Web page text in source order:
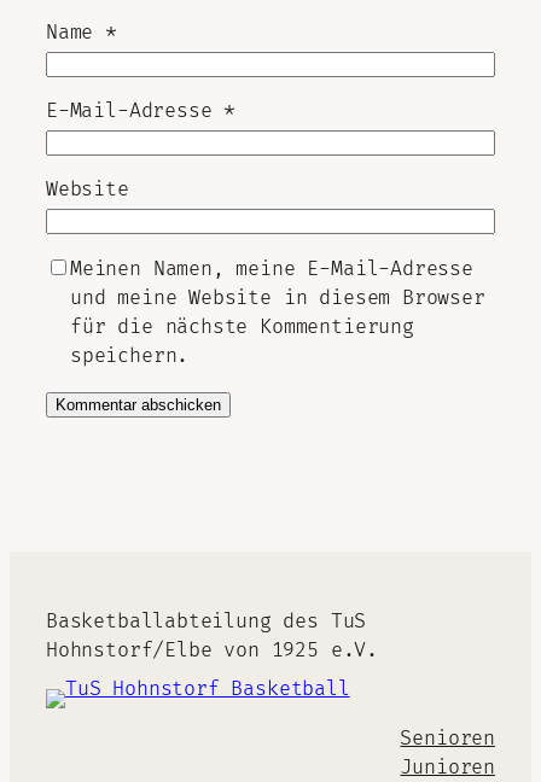
Name *
E-Mail-Adresse *
Website
Meinen Namen, meine E-Mail-Adresse
und meine Website in diesem Browser
für die nächste Kommentierung
speichern.
Basketballabteilung des TuS
Hohnstorf/Elbe von 1925 e.V.
Senioren
Junioren